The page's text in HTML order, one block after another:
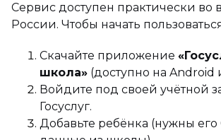
Сервис доступен практически во
России. Чтобы начать
Скачайте приложение
школа» (доступно на Android
Войдите под своей учётной
Госуслуг.
Добавьте ребёнка (нужны